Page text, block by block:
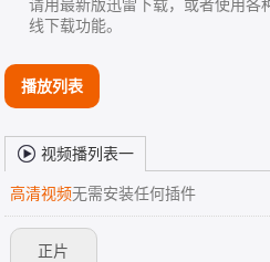
请用最新版迅雷下载，或者使用各
线下载功能。
播放列表
视频播列表一
高清视频无需安装任何插件
正片